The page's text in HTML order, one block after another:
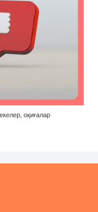
оқиғалар